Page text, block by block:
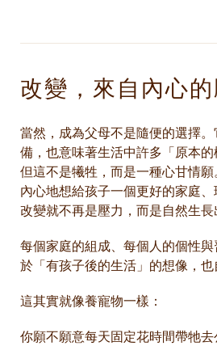
改變，來自內心
當然，成為父母不是隨便的選擇
備，也意味著生活中許多「原本的
但這不是犧牲，而是一種心甘情
內心地想給孩子一個更好的家庭
改變就不再是壓力，而是自然生長
每個家庭的組成、每個人的個性
於「有孩子後的生活」的想像，也
這其實就像養寵物一樣：
你願不願意每天固定花時間帶牠去